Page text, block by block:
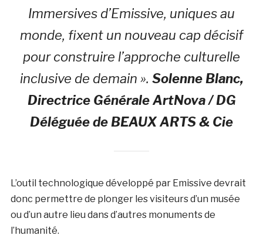
Immersives d’Emissive, uniques au
monde, fixent un nouveau cap décisif
pour construire l’approche culturelle
inclusive de demain ». Solenne Blanc,
Directrice Générale ArtNova / DG
Déléguée de BEAUX ARTS & Cie
L’outil technologique développé par Emissive devrait
donc permettre de plonger les visiteurs d’un musée
ou d’un autre lieu dans d’autres monuments de
l’humanité.